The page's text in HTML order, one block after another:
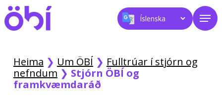
Skip
to
main
Heima ❯ Um ÖBÍ ❯ Fulltrúar í stjórn og
nefndum ❯ Stjórn ÖBÍ og
framkvæmdaráð